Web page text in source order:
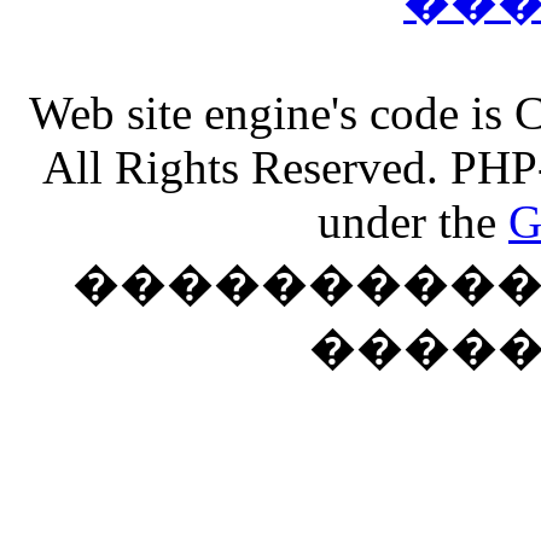
Web site engine's code
All Rights Reserved.
under the
����������